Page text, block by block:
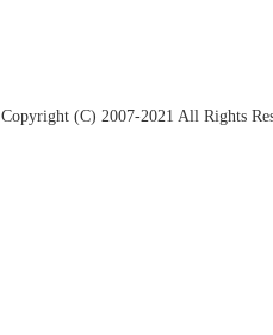
Copyright (C) 2007-2021 All Rights